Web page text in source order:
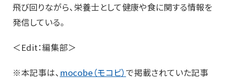
飛び回りながら、栄養士として健康や食に関する情報を
発信している。
＜Edit：編集部＞
※本記事は、 mocobe（モコビ） で掲載されていた記事